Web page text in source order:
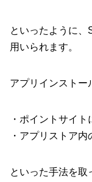
といったように、
用いられます。
アプリインストー
・ポイントサイ
・アプリストア
といった手法を取